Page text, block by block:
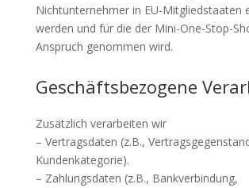
Nichtunternehmer in EU-Mitgliedstaaten
werden und für die der Mini-One-Stop-
Anspruch genommen wird.
Geschäftsbezogene
Zusätzlich verarbeiten wir
– Vertragsdaten (z.B.,
Kundenkategorie).
– Zahlungsdaten (z.B., Bankverbindung,